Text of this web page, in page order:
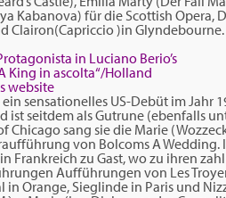
Kabanova) für die Scottish
Clairon(Capriccio )in Glyndebourne.
in Luciano Berio’s
King in ascolta“/Holland
website
sensationelles US-Debüt im
ist seitdem als Gutrune (ebenfalls
Chicago sang sie die Marie
von Bolcoms A Wedding.
Frankreich zu Gast, wo zu ihren
Aufführungen von Les
in Orange, Sieglinde in Paris und